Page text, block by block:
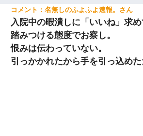
名無しのふよふよ速報。
入院中の暇潰しに「いいね」求
踏みつける態度でお察し。
恨みは伝わっていない。
引っかかれたから手を引っ込めた